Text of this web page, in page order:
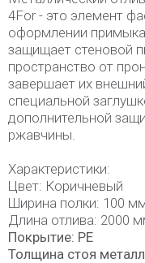
4For - это элемент
оформлении
защищает стеновой
пространство от
завершает их
специальной
дополнительной
ржавчины.
Характеристики:
Цвет: Коричневый
Ширина полки: 100
Длина отлива: 2000
Покрытие: PE
Толщина стоя